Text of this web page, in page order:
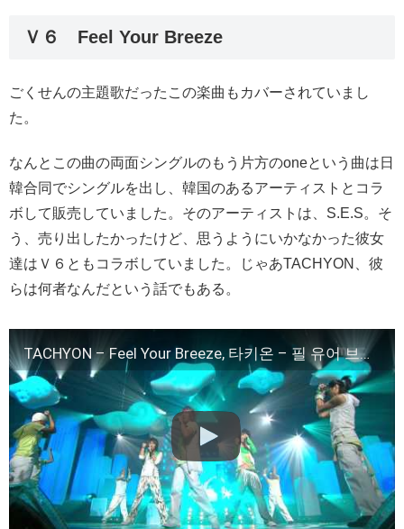
Ｖ６ Feel Your Breeze
ごくせんの主題歌だったこの楽曲もカバーされていまし
た。
なんとこの曲の両面シングルのもう片方のoneという曲は日
韓合同でシングルを出し、韓国のあるアーティストとコラ
ボして販売していました。そのアーティストは、S.E.S。そ
う、売り出したかったけど、思うようにいかなかった彼女
達はＶ６ともコラボしていました。じゃあTACHYON、彼
らは何者なんだという話でもある。
TACHYON – Feel Your Breeze, 타키온 – 필 유어 브리즈, Music Core 20070616